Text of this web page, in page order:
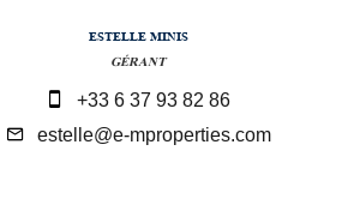
ESTELLE MINIS
GÉRANT
+33 6 37 93 82 86
estelle@e-mproperties.com